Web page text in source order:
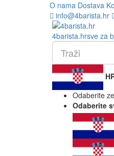
O nama Dostava
info@4barista.hr
4barista.hrsve za
Odaberite
Odaberite